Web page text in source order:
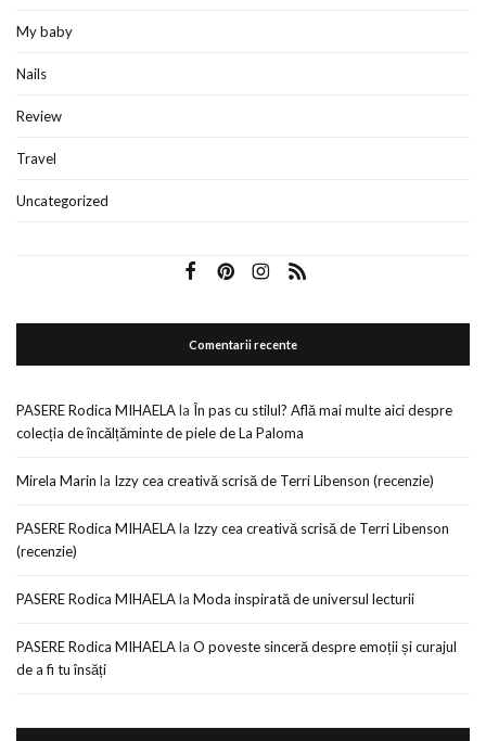
My baby
Nails
Review
Travel
Uncategorized
Comentarii recente
PASERE Rodica MIHAELAla În pas cu stilul? Află mai multe aici despre
colecția de încălțăminte de piele de La Paloma
Mirela Marin la Izzy cea creativă scrisă de Terri Libenson (recenzie)
PASERE Rodica MIHAELAla Izzy cea creativă scrisă de Terri Libenson
(recenzie)
PASERE Rodica MIHAELAla Moda inspirată de universul lecturii
PASERE Rodica MIHAELAla O poveste sinceră despre emoții și curajul
de a fi tu însăți